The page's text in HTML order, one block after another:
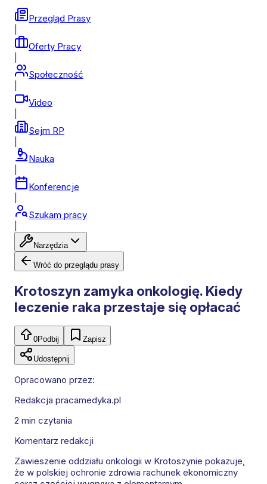
Przegląd Prasy
Oferty Pracy
Społeczność
Video
Sejm RP
Nauka
Konferencje
Szukam pracy
Narzędzia
Wróć do przeglądu prasy
Krotoszyn zamyka onkologię. Kiedy
leczenie raka przestaje się opłacać
0Podbij Zapisz
Udostępnij
Opracowano przez:
Redakcja pracamedyka.pl
2 min czytania
Komentarz redakcji
Zawieszenie oddziału onkologii w Krotoszynie pokazuje,
że w polskiej ochronie zdrowia rachunek ekonomiczny